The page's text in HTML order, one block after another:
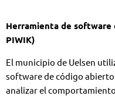
Herramienta de
PIWIK)
El municipio de Uelsen
software de código
analizar el